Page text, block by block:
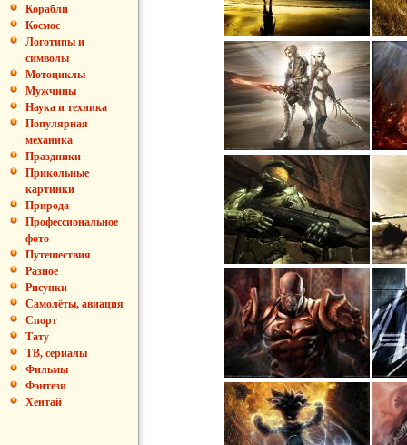
Корабли
Космос
Логотипы и
символы
Мотоциклы
Мужчины
Наука и техника
Популярная
механика
Праздники
Прикольные
картинки
Природа
Профессиональное
фото
Путешествия
Разное
Рисунки
Самолёты, авиация
Спорт
Тату
ТВ, сериалы
Фильмы
Фэнтези
Хентай